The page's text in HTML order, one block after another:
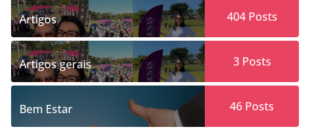
Artigos 404Posts
Artigos gerais 3Posts
Bem Estar 46 Posts